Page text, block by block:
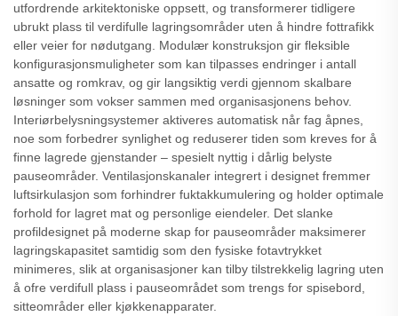
utfordrende arkitektoniske oppsett, og transformerer tidligere
ubrukt plass til verdifulle lagringsområder uten å hindre fottrafikk
eller veier for nødutgang. Modulær konstruksjon gir fleksible
konfigurasjonsmuligheter som kan tilpasses endringer i antall
ansatte og romkrav, og gir langsiktig verdi gjennom skalbare
løsninger som vokser sammen med organisasjonens behov.
Interiørbelysningsystemer aktiveres automatisk når fag åpnes,
noe som forbedrer synlighet og reduserer tiden som kreves for å
finne lagrede gjenstander – spesielt nyttig i dårlig belyste
pauseområder. Ventilasjonskanaler integrert i designet fremmer
luftsirkulasjon som forhindrer fuktakkumulering og holder optimale
forhold for lagret mat og personlige eiendeler. Det slanke
profildesignet på moderne skap for pauseområder maksimerer
lagringskapasitet samtidig som den fysiske fotavtrykket
minimeres, slik at organisasjoner kan tilby tilstrekkelig lagring uten
å ofre verdifull plass i pauseområdet som trengs for spisebord,
sitteområder eller kjøkkenapparater.